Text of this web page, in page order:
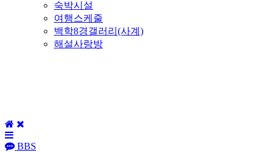
숙박시설
여행스케줄
백학8경갤러리(사계)
해설사랑방
BBS